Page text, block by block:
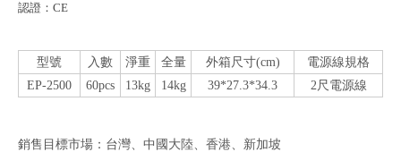
認證：CE
型號 入數 淨重 全量 外箱尺寸(cm)
電源線規格
EP-2500
60pcs 13kg 14kg 39*27.3*34.3 2尺電源線
銷售目標市場：台灣、中國大陸、香港、新加坡